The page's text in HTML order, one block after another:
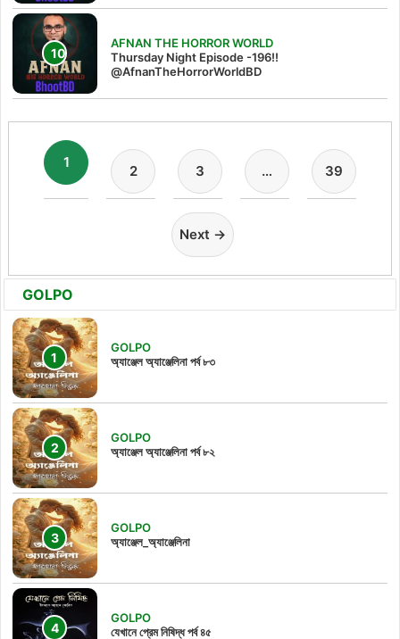
AFNAN THE HORROR WORLD
Thursday Night Episode -196!!
@AfnanTheHorrorWorldBD
1
2 3 … 39
Next →
GOLPO
GOLPO
অ্যাঞ্জেল অ্যাঞ্জেলিনা পর্ব ৮৩
GOLPO
অ্যাঞ্জেল অ্যাঞ্জেলিনা পর্ব ৮২
GOLPO
অ্যাঞ্জেল_অ্যাঞ্জেলিনা
GOLPO
যেখানে প্রেম নিষিদ্ধ পর্ব ৪৫